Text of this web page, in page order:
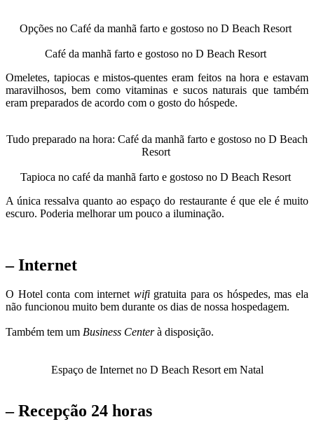
Opções no Café da manhã farto e gostoso no D Beach Resort
Café da manhã farto e gostoso no D Beach Resort
Omeletes, tapiocas e mistos-quentes eram feitos na hora e estavam
maravilhosos, bem como vitaminas e sucos naturais que também
eram preparados de acordo com o gosto do hóspede.
Tudo preparado na hora: Café da manhã farto e gostoso no D Beach
Resort
Tapioca no café da manhã farto e gostoso no D Beach Resort
A única ressalva quanto ao espaço do restaurante é que ele é muito
escuro. Poderia melhorar um pouco a iluminação.
–Internet
O Hotel conta com internet wifigratuita para os hóspedes, mas ela
não funcionou muito bem durante os dias de nossa hospedagem.
Também tem um Business Centerà disposição.
Espaço de Internet no D Beach Resort em Natal
– Recepção 24 horas